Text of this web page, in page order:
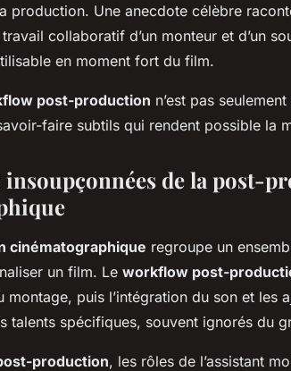
production. Une anecdote célèbre
collaboratif d’un monteur et d’un
en moment fort du film.
post-production n’est pas
faire subtils qui rendent possible la
insoupçonnées de la post-
cinématographique regroupe un
un film. Le workflow post-
montage, puis l’intégration du son et les
talents spécifiques, souvent ignorés du
production, les rôles de l’assistant